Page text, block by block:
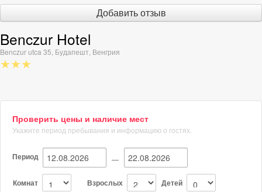
Добавить отзыв
Benczur Hotel
Benczur utca 35 Будапешт Венгрия
★★★
Проверить цены и наличие мест
Укажите период пребывания и информацию о гостях.
Период —
Комнат Взрослых Детей